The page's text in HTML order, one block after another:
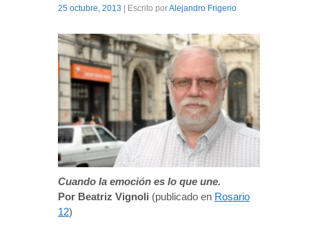
25 octubre, 2013 | Escrito porAlejandro Frigerio
Cuando la emoción es lo que une.
Por Beatriz Vignoli (publicado en Rosario
12)